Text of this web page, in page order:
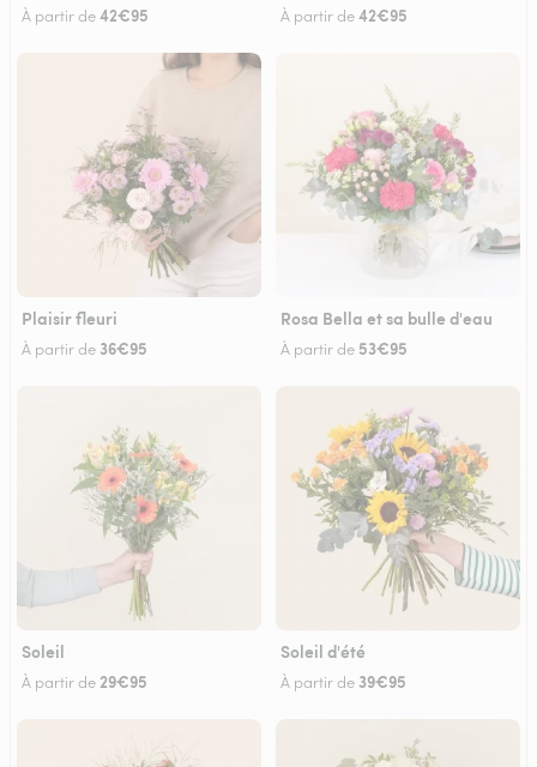
À partir de42€95 À partir de42€95
Plaisir fleuri
À partir de 36€95
Rosa Bella et sa bulle d'eau
À partir de 53€95
Soleil
À partir de29€95
Soleil d'été
À partir de 39€95